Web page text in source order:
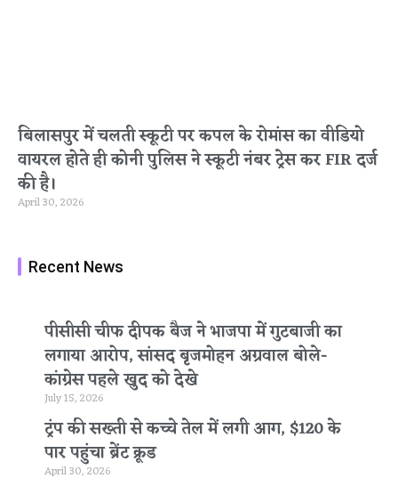
बिलासपुर में चलती स्कूटी पर कपल के रोमांस का वीडियो
वायरल होते ही कोनी पुलिस ने स्कूटी नंबर ट्रेस कर FIR दर्ज
की है।
April 30, 2026
Recent News
पीसीसी चीफ दीपक बैज ने भाजपा में गुटबाजी का
लगाया आरोप, सांसद बृजमोहन अग्रवाल बोले-
कांग्रेस पहले खुद को देखे
July 15, 2026
ट्रंप की सख्ती से कच्चे तेल में लगी आग, $120 के
पार पहुंचा ब्रेंट क्रूड
April 30, 2026